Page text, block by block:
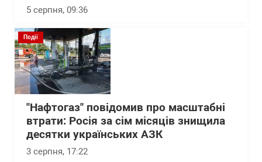
5 серпня, 09:36
Події
"Нафтогаз" повідомив про масштабні
втрати: Росія за сім місяців знищила
десятки українських АЗК
3 серпня, 17:22